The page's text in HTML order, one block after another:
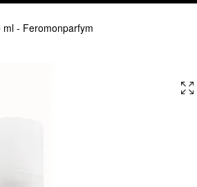
- Feromonparfym